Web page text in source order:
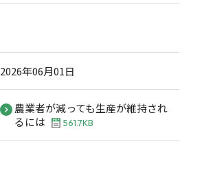
2026年06月01日
農業者が減っても生産が維持され
るには
561.7KB